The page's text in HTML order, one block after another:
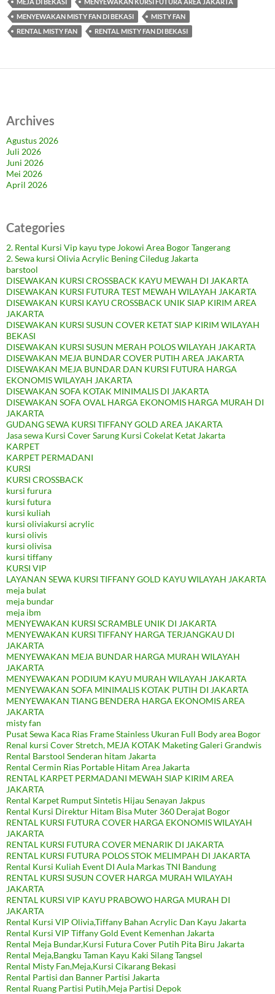
MENYEWAKAN MISTY FAN DI BEKASI
MISTY FAN
RENTAL MISTY FAN
RENTAL MISTY FAN DI BEKASI
Archives
Agustus 2026
Juli 2026
Juni 2026
Mei 2026
April 2026
Categories
2. Rental Kursi Vip kayu type Jokowi Area Bogor Tangerang
2. Sewa kursi Olivia Acrylic Bening Ciledug Jakarta
barstool
DISEWAKAN KURSI CROSSBACK KAYU MEWAH DI JAKARTA
DISEWAKAN KURSI FUTURA TEST MEWAH WILAYAH JAKARTA
DISEWAKAN KURSI KAYU CROSSBACK UNIK SIAP KIRIM AREA
JAKARTA
DISEWAKAN KURSI SUSUN COVER KETAT SIAP KIRIM WILAYAH
BEKASI
DISEWAKAN KURSI SUSUN MERAH POLOS WILAYAH JAKARTA
DISEWAKAN MEJA BUNDAR COVER PUTIH AREA JAKARTA
DISEWAKAN MEJA BUNDAR DAN KURSI FUTURA HARGA
EKONOMIS WILAYAH JAKARTA
DISEWAKAN SOFA KOTAK MINIMALIS DI JAKARTA
DISEWAKAN SOFA OVAL HARGA EKONOMIS HARGA MURAH DI
JAKARTA
GUDANG SEWA KURSI TIFFANY GOLD AREA JAKARTA
Jasa sewa Kursi Cover Sarung Kursi Cokelat Ketat Jakarta
KARPET
KARPET PERMADANI
KURSI
KURSI CROSSBACK
kursi furura
kursi futura
kursi kuliah
kursi oliviakursi acrylic
kursi olivis
kursi olivisa
kursi tiffany
KURSI VIP
LAYANAN SEWA KURSI TIFFANY GOLD KAYU WILAYAH JAKARTA
meja bulat
meja bundar
meja ibm
MENYEWAKAN KURSI SCRAMBLE UNIK DI JAKARTA
MENYEWAKAN KURSI TIFFANY HARGA TERJANGKAU DI
JAKARTA
MENYEWAKAN MEJA BUNDAR HARGA MURAH WILAYAH
JAKARTA
MENYEWAKAN PODIUM KAYU MURAH WILAYAH JAKARTA
MENYEWAKAN SOFA MINIMALIS KOTAK PUTIH DI JAKARTA
MENYEWAKAN TIANG BENDERA HARGA EKONOMIS AREA
JAKARTA
misty fan
Pusat Sewa Kaca Rias Frame Stainless Ukuran Full Body area Bogor
Renal kursi Cover Stretch, MEJA KOTAK Maketing Galeri Grandwis
Rental Barstool Senderan hitam Jakarta
Rental Cermin Rias Portable Hitam Area Jakarta
RENTAL KARPET PERMADANI MEWAH SIAP KIRIM AREA
JAKARTA
Rental Karpet Rumput Sintetis Hijau Senayan Jakpus
Rental Kursi Direktur Hitam Bisa Muter 360 Derajat Bogor
RENTAL KURSI FUTURA COVER HARGA EKONOMIS WILAYAH
JAKARTA
RENTAL KURSI FUTURA COVER MENARIK DI JAKARTA
RENTAL KURSI FUTURA POLOS STOK MELIMPAH DI JAKARTA
Rental Kursi Kuliah Event DI Aula Markas TNI Bandung
RENTAL KURSI SUSUN COVER HARGA MURAH WILAYAH
JAKARTA
RENTAL KURSI VIP KAYU PRABOWO HARGA MURAH DI
JAKARTA
Rental Kursi VIP Olivia,Tiffany Bahan Acrylic Dan Kayu Jakarta
Rental Kursi VIP Tiffany Gold Event Kemenhan Jakarta
Rental Meja Bundar,Kursi Futura Cover Putih Pita Biru Jakarta
Rental Meja,Bangku Taman Kayu Kaki Silang Tangsel
Rental Misty Fan,Meja,Kursi Cikarang Bekasi
Rental Partisi dan Banner Partisi Jakarta
Rental Ruang Partisi Putih,Meja Partisi Depok